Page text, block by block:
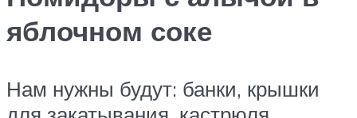
яблочном соке
Нам нужны будут: банки, крышки